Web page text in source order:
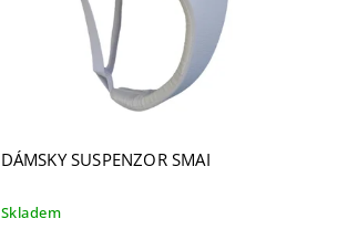
DÁMSKY SUSPENZOR SMAI
Skladem